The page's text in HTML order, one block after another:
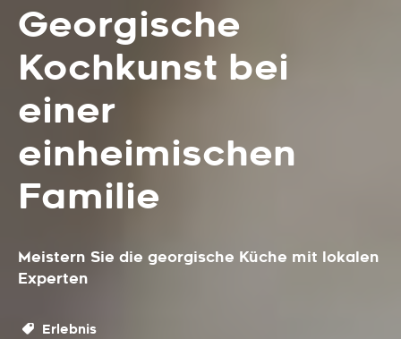
Georgische
Kochkunst bei
einer
einheimischen
Familie
Meistern Sie die georgische Küche mit lokalen
Experten
Erlebnis